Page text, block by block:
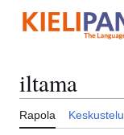
sisältöön
iltama
Rapola Keskustelu